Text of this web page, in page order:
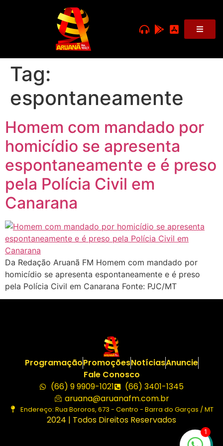
Tag:
espontaneamente
Homem com mandado por
homicídio se apresenta
espontaneamente e é preso
pela Polícia Civil em
Canarana
Da Redação Aruanã FM Homem com mandado por
homicídio se apresenta espontaneamente e é preso
pela Polícia Civil em Canarana Fonte: PJC/MT
ProgramaçãoPromoçõesNotíciasAnuncie
Fale Conosco
(66) 9 9909-1021
(66) 3401-1345
aruana@aruanafm.com.br
Endereço: Rua Bororos, 673 - Centro - Barra do Garças / MT
2024 | Todos Direitos Reservados
1